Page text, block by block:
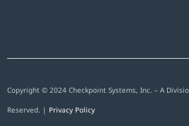
Copyright © 2024 Checkpoint Systems, Inc. – A
Reserved. | Privacy Policy